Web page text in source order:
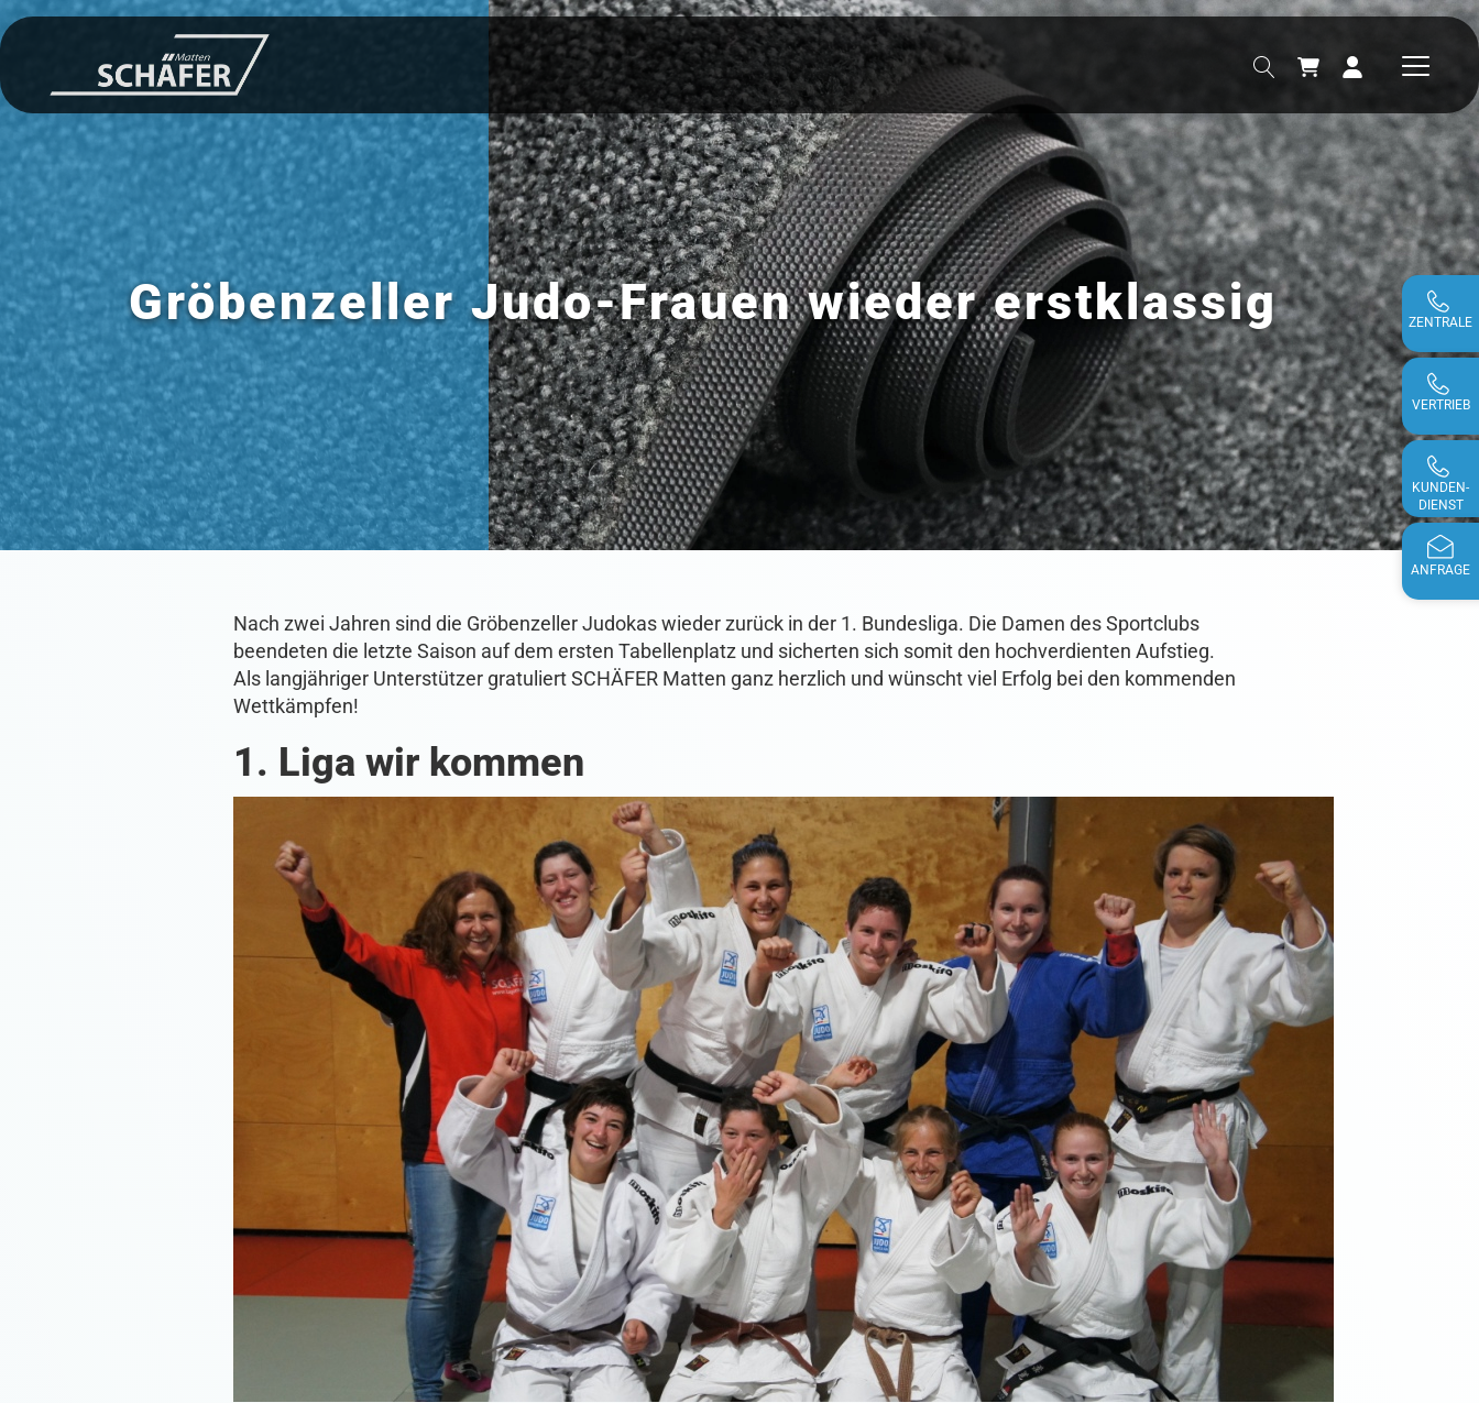
Gröbenzeller Judo-Frauen wieder erstklassig
Nach zwei Jahren sind die Gröbenzeller Judokas wieder zurück in der 1. Bundesliga. Die Damen des Sportclubs
beendeten die letzte Saison auf dem ersten Tabellenplatz und sicherten sich somit den hochverdienten Aufstieg.
Als langjähriger Unterstützer gratuliert SCHÄFER Matten ganz herzlich und wünscht viel Erfolg bei den kommenden
Wettkämpfen!
1. Liga wir kommen
ZENTRALE
VERTRIEB
KUNDEN-
DIENST
ANFRAGE